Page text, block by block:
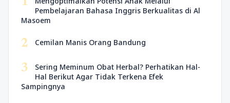
Pembelajaran Bahasa Inggris Berkualitas di Al
Masoem
2 Cemilan Manis Orang Bandung
3
Sering Meminum Obat Herbal? Perhatikan Hal-
Hal Berikut Agar Tidak Terkena Efek
Sampingnya